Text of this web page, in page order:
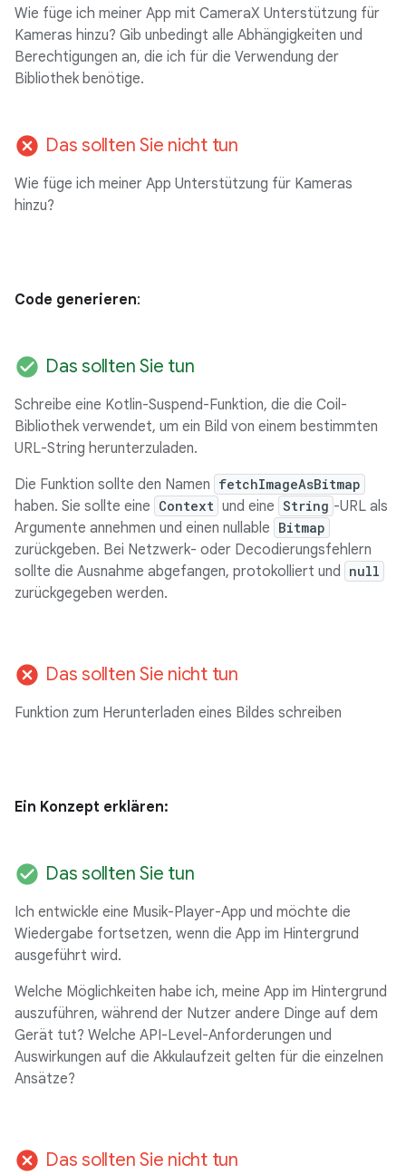
Wie füge ich meiner App mit CameraX Unterstützung für
Kameras hinzu? Gib unbedingt alle Abhängigkeiten und
Berechtigungen an, die ich für die Verwendung der
Bibliothek benötige.
cancel Das sollten Sie nicht tun
Wie füge ich meiner App Unterstützung für Kameras
hinzu?
Code generieren:
check_circle Das sollten Sie tun
Schreibe eine Kotlin-Suspend-Funktion, die die Coil-
Bibliothek verwendet, um ein Bild von einem bestimmten
URL-String herunterzuladen.
Die Funktion sollte den Namen fetchImageAsBitmap
haben. Sie sollte eine Context und eine String -URL als
Argumente annehmen und einen nullable Bitmap
zurückgeben. Bei Netzwerk- oder Decodierungsfehlern
sollte die Ausnahme abgefangen, protokolliert und null
zurückgegeben werden.
cancel Das sollten Sie nicht tun
Funktion zum Herunterladen eines Bildes schreiben
Ein Konzept erklären:
check_circle Das sollten Sie tun
Ich entwickle eine Musik-Player-App und möchte die
Wiedergabe fortsetzen, wenn die App im Hintergrund
ausgeführt wird.
Welche Möglichkeiten habe ich, meine App im Hintergrund
auszuführen, während der Nutzer andere Dinge auf dem
Gerät tut? Welche API-Level-Anforderungen und
Auswirkungen auf die Akkulaufzeit gelten für die einzelnen
Ansätze?
cancel Das sollten Sie nicht tun